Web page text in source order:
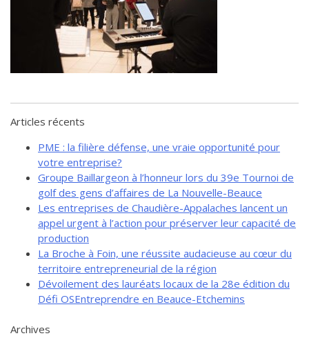
de solidarité
Futurpreneur
Toile entrepreneuriale Nouvelle-
Beauce
Articles récents
PME : la filière défense, une vraie opportunité pour
votre entreprise?
Groupe Baillargeon à l’honneur lors du 39e Tournoi de
golf des gens d’affaires de La Nouvelle-Beauce
Les entreprises de Chaudière-Appalaches lancent un
appel urgent à l’action pour préserver leur capacité de
production
La Broche à Foin, une réussite audacieuse au cœur du
territoire entrepreneurial de la région
Dévoilement des lauréats locaux de la 28e édition du
Défi OSEntreprendre en Beauce-Etchemins
Archives